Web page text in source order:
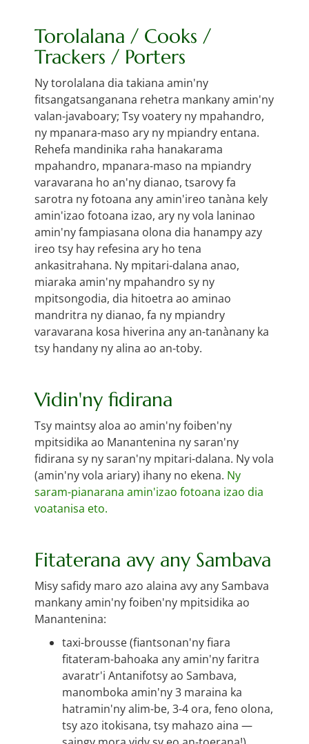
Torolalana / Cooks /
Trackers / Porters
Ny torolalana dia takiana amin'ny
fitsangatsanganana rehetra mankany amin'ny
valan-javaboary; Tsy voatery ny mpahandro,
ny mpanara-maso ary ny mpiandry entana.
Rehefa mandinika raha hanakarama
mpahandro, mpanara-maso na mpiandry
varavarana ho an'ny dianao, tsarovy fa
sarotra ny fotoana any amin'ireo tanàna kely
amin'izao fotoana izao, ary ny vola laninao
amin'ny fampiasana olona dia hanampy azy
ireo tsy hay refesina ary ho tena
ankasitrahana. Ny mpitari-dalana anao,
miaraka amin'ny mpahandro sy ny
mpitsongodia, dia hitoetra ao aminao
mandritra ny dianao, fa ny mpiandry
varavarana kosa hiverina any an-tanànany ka
tsy handany ny alina ao an-toby.
Vidin'ny fidirana
Tsy maintsy aloa ao amin'ny foiben'ny
mpitsidika ao Manantenina ny saran'ny
fidirana sy ny saran'ny mpitari-dalana. Ny vola
(amin'ny vola ariary) ihany no ekena. Ny
saram-pianarana amin'izao fotoana izao dia
voatanisa eto.
Fitaterana avy any Sambava
Misy safidy maro azo alaina avy any Sambava
mankany amin'ny foiben'ny mpitsidika ao
Manantenina:
taxi-brousse (fiantsonan'ny fiara
fitateram-bahoaka any amin'ny faritra
avaratr'i Antanifotsy ao Sambava,
manomboka amin'ny 3 maraina ka
hatramin'ny alim-be, 3-4 ora, feno olona,
tsy azo itokisana, tsy mahazo aina —